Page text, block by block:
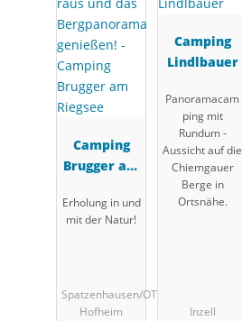
Camping
Brugger am
Erholung in und
mit der Natur!
Spatzenhausen/OT
Hofheim
Camping
Lindlbauer
Panoramacam
ping mit
Rundum -
Aussicht auf die
Chiemgauer
Berge in
Ortsnähe.
Inzell